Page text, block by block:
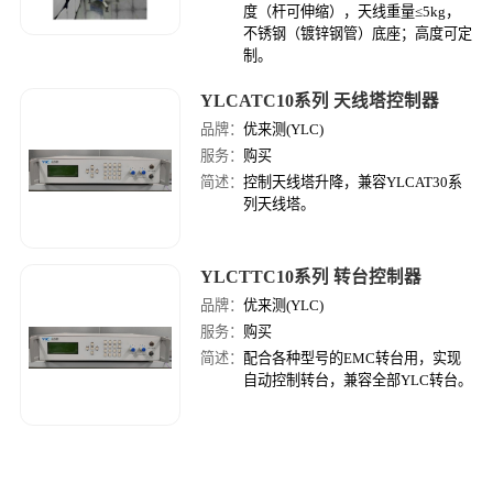
度（杆可伸缩），天线重量≤5kg，
不锈钢（镀锌钢管）底座；高度可定
制。
YLCATC10系列 天线塔控制器
品牌：优来测(YLC)
服务： 购买
简述：控制天线塔升降，兼容YLCAT30系
列天线塔。
YLCTTC10系列 转台控制器
品牌：优来测(YLC)
服务： 购买
简述： 配合各种型号的EMC转台用，实现
自动控制转台，兼容全部YLC转台。